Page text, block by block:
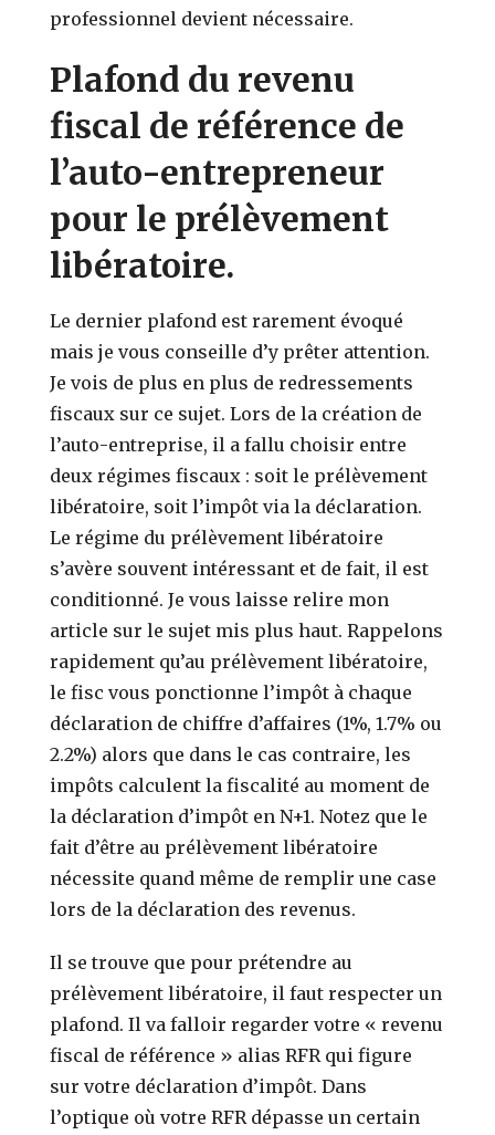
professionnel devient nécessaire.
Plafond du revenu
fiscal de référence de
l’auto-entrepreneur
pour le prélèvement
libératoire.
Le dernier plafond est rarement évoqué
mais je vous conseille d’y prêter attention.
Je vois de plus en plus de redressements
fiscaux sur ce sujet. Lors de la création de
l’auto-entreprise, il a fallu choisir entre
deux régimes fiscaux : soit le prélèvement
libératoire, soit l’impôt via la déclaration.
Le régime du prélèvement libératoire
s’avère souvent intéressant et de fait, il est
conditionné. Je vous laisse relire mon
article sur le sujet mis plus haut. Rappelons
rapidement qu’au prélèvement libératoire,
le fisc vous ponctionne l’impôt à chaque
déclaration de chiffre d’affaires (1%, 1.7% ou
2.2%) alors que dans le cas contraire, les
impôts calculent la fiscalité au moment de
la déclaration d’impôt en N+1. Notez que le
fait d’être au prélèvement libératoire
nécessite quand même de remplir une case
lors de la déclaration des revenus.
Il se trouve que pour prétendre au
prélèvement libératoire, il faut respecter un
plafond. Il va falloir regarder votre « revenu
fiscal de référence » alias RFR qui figure
sur votre déclaration d’impôt. Dans
l’optique où votre RFR dépasse un certain